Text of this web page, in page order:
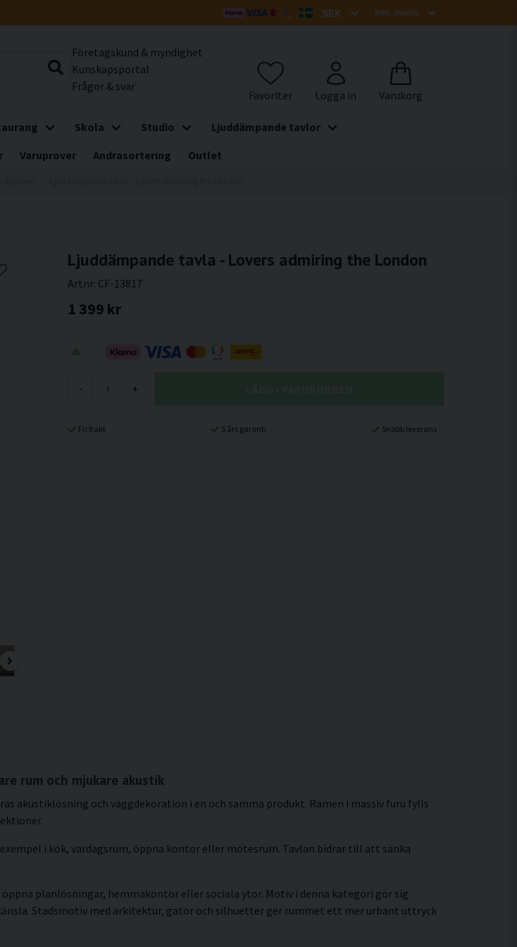
Företagskund & myndighet
Kunskapsportal
Frågor & svar
Skola Studio
Ljuddämpande tavlor
Varuprover Andrasortering Outlet
Ljuddämpande tavla - Lovers admiring the London
Artnr: CF-13817
1 399 kr
- +
Fri frakt 5 års garanti Snabb leverans
rum och mjukare akustik
akustiklösning och väggdekoration i en och samma produkt. Ramen i massiv furu fylls
i kök, vardagsrum, öppna kontor eller mötesrum. Tavlan bidrar till att sänka
planlösningar, hemmakontor eller sociala ytor. Motiv i denna kategori gör sig
Stadsmotiv med arkitektur, gator och silhuetter ger rummet ett mer urbant uttryck